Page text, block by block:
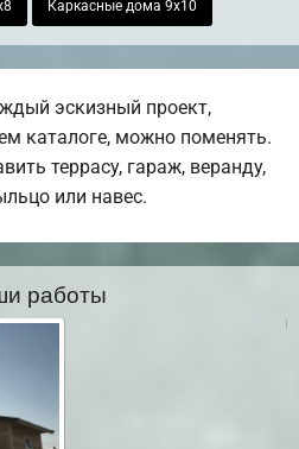
Каркасные дома 9х10
эскизный проект,
каталоге, можно поменять.
террасу, гараж, веранду,
или навес.
работы